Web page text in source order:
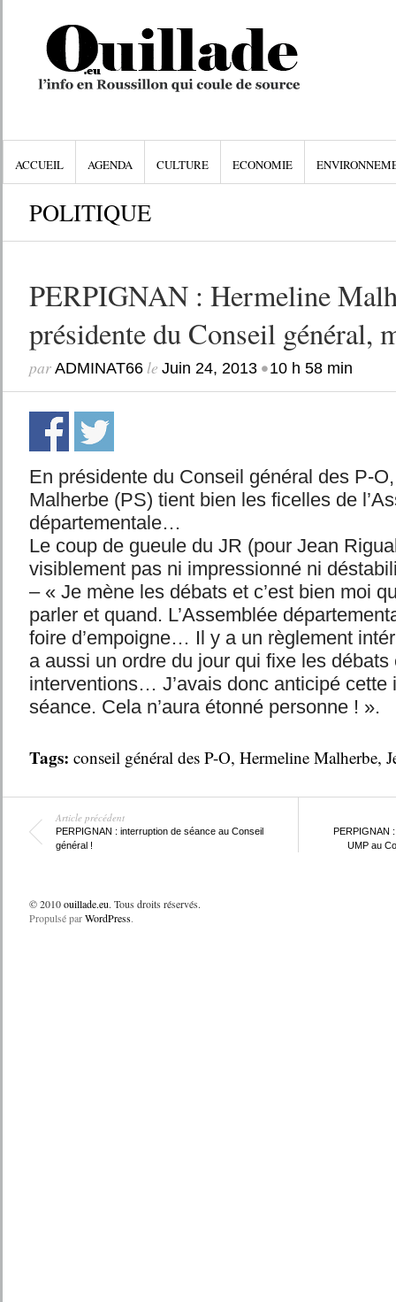
ACCUEIL AGENDA CULTURE ECONOMIE
POLITIQUE
PERPIGNAN : Hermeline
présidente du Conseil général,
par ADMINAT66le Juin 24, 2013•10 h 58 min
En présidente du Conseil général des P-
Malherbe (PS) tient bien les ficelles de
départementale…
Le coup de gueule du JR (pour Jean
visiblement pas ni impressionné ni
– « Je mène les débats et c’est bien moi
parler et quand. L’Assemblée
foire d’empoigne… Il y a un règlement
a aussi un ordre du jour qui fixe les débats
interventions… J’avais donc anticipé cette
séance. Cela n’aura étonné personne ! ».
Tags: conseil général des P-O, Hermeline Malherbe,
Article précédent
PERPIGNAN : interruption de séance au Conseil
général !
PERPIGNAN
UMP au
© 2010ouillade.eu. Tous droits réservés.
Propulsé parWordPress.